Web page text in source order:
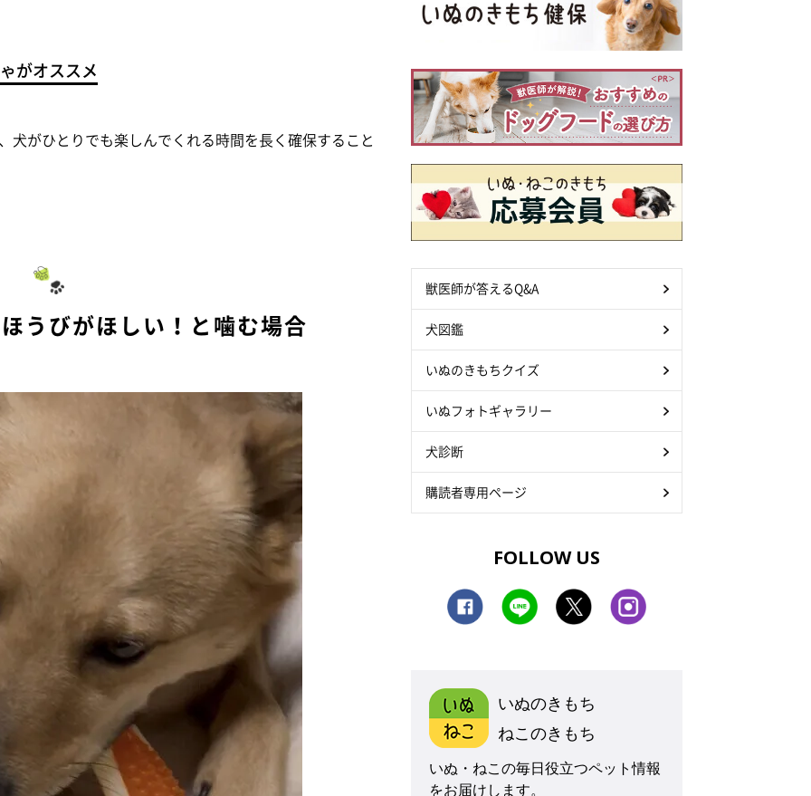
がオススメ
犬がひとりでも楽しんでくれる時間を長く確保すること
うびがほしい！と噛む場合
獣医師が答えるQ&A
犬図鑑
いぬのきもちクイズ
いぬフォトギャラリー
犬診断
購読者専用ページ
FOLLOW US
いぬのきもち
ねこのきもち
いぬ・ねこの毎日役立つペット情報
をお届けします。